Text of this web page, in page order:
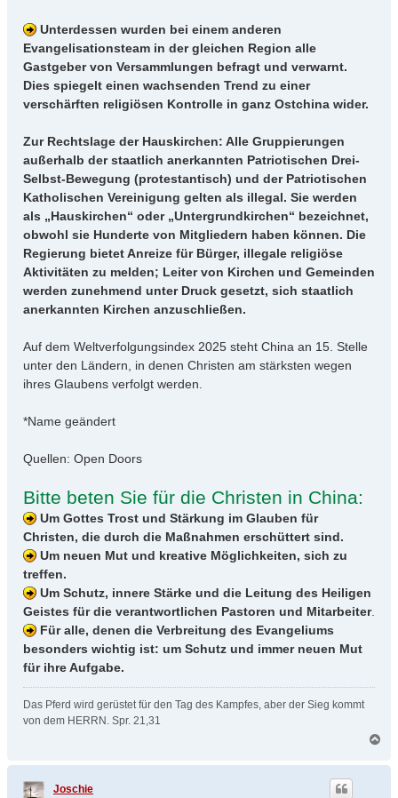
Unterdessen wurden bei einem anderen
Evangelisationsteam in der gleichen Region alle
Gastgeber von Versammlungen befragt und verwarnt.
Dies spiegelt einen wachsenden Trend zu einer
verschärften religiösen Kontrolle in ganz Ostchina wider.
Zur Rechtslage der Hauskirchen: Alle Gruppierungen
außerhalb der staatlich anerkannten Patriotischen Drei-
Selbst-Bewegung (protestantisch) und der Patriotischen
Katholischen Vereinigung gelten als illegal. Sie werden
als „Hauskirchen“ oder „Untergrundkirchen“ bezeichnet,
obwohl sie Hunderte von Mitgliedern haben können. Die
Regierung bietet Anreize für Bürger, illegale religiöse
Aktivitäten zu melden; Leiter von Kirchen und Gemeinden
werden zunehmend unter Druck gesetzt, sich staatlich
anerkannten Kirchen anzuschließen.
Auf dem Weltverfolgungsindex 2025 steht China an 15. Stelle
unter den Ländern, in denen Christen am stärksten wegen
ihres Glaubens verfolgt werden.
*Name geändert
Quellen: Open Doors
Bitte beten Sie für die Christen in China:
Um Gottes Trost und Stärkung im Glauben für
Christen, die durch die Maßnahmen erschüttert sind.
Um neuen Mut und kreative Möglichkeiten, sich zu
treffen.
Um Schutz, innere Stärke und die Leitung des Heiligen
Geistes für die verantwortlichen Pastoren und Mitarbeiter.
Für alle, denen die Verbreitung des Evangeliums
besonders wichtig ist: um Schutz und immer neuen Mut
für ihre Aufgabe.
Das Pferd wird gerüstet für den Tag des Kampfes, aber der Sieg kommt
von dem HERRN. Spr. 21,31
c
Joschie